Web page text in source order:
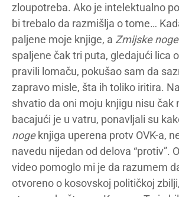
zloupotreba. Ako je intelektualno
bi trebalo da razmišlja o tome…
paljene moje knjige, a Zmijske noge
spaljene čak tri puta, gledajući lica
pravili lomaču, pokušao sam da
zapravo misle, šta ih toliko iritira.
shvatio da oni moju knjigu nisu čak
bacajući je u vatru, ponavljali su
nogeknjiga uperena protv OVK-a,
navedu nijedan od delova “protiv”.
video pomoglo mi je da razumem
otvoreno o kosovskoj političkoj